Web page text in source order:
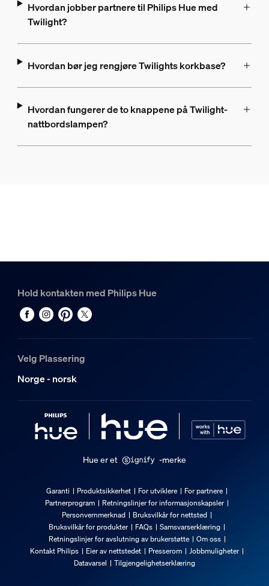
Hvordan jobber partnere til Philips Hue med
Twilight?
Hvordan bør jeg rengjøre Twilights korkbase?
Hvordan fungerer de to knappene på Twilight-
nattbordslampen?
Hold kontakten med Philips Hue
Velg Plassering
Norge - norsk
Hue er et -merke
Garanti Produktsikkerhet For utviklere
For partnere
Partnerprogram
Retningslinjer for informasjonskapsler
Personvernmerknad
Bruksvilkår for nettsted
Bruksvilkår for produkter
FAQs
Samsvarserklæring
Retningslinjer for avslutning av brukerstøtte
Om oss
Kontakt Philips
Eier av nettstedet Presserom
Jobbmuligheter
Datavarsel
Tilgjengelighetserklæring